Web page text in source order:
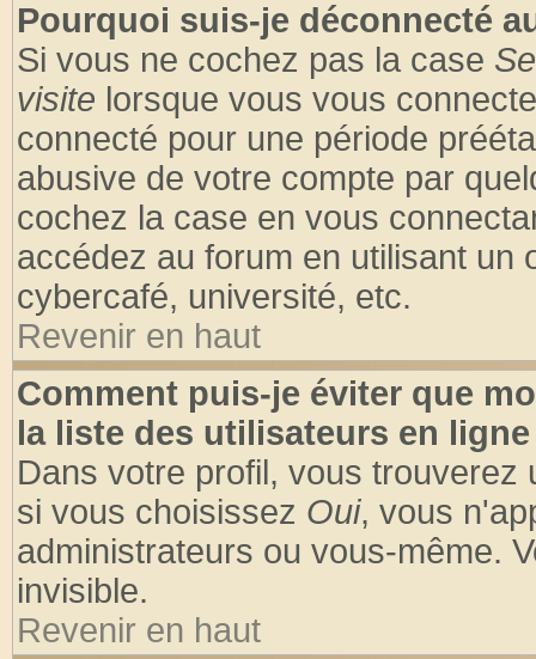
Pourquoi suis-je déconnecté
Si vous ne cochez pas la case
visite lorsque vous vous
connecté pour une période
abusive de votre compte par
cochez la case en vous
accédez au forum en utilisant un
cybercafé, université, etc.
Revenir en haut
Comment puis-je éviter que
la liste des utilisateurs en
Dans votre profil, vous trouverez
si vous choisissez Oui, vous
administrateurs ou vous-même.
invisible.
Revenir en haut